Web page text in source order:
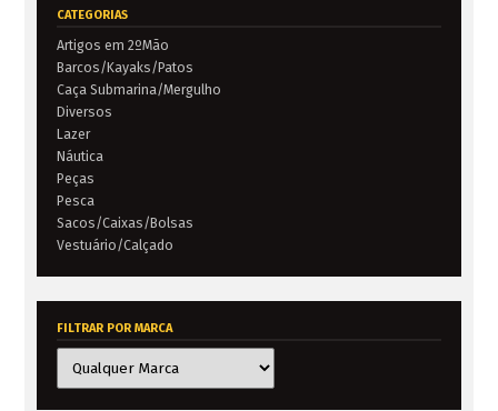
CATEGORIAS
Artigos em 2ºMão
Barcos/Kayaks/Patos
Caça Submarina/Mergulho
Diversos
Lazer
Náutica
Peças
Pesca
Sacos/Caixas/Bolsas
Vestuário/Calçado
FILTRAR POR MARCA